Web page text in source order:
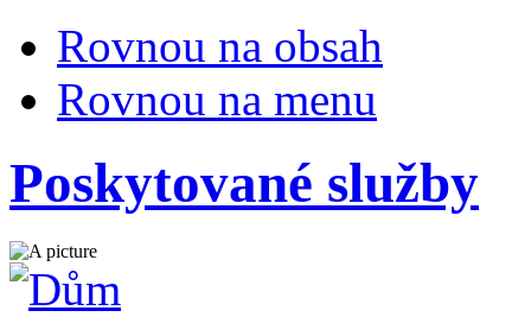
Rovnou na obsah
Rovnou na menu
Poskytované služby